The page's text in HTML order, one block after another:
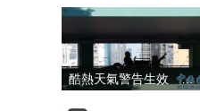
酷熱天氣警告生效 本港高溫持續至下周